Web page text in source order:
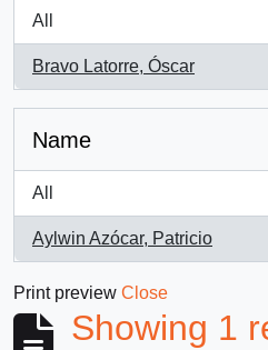
All
Bravo Latorre, Óscar
, 1 results
Name
All
Aylwin Azócar, Patricio
, 1 results
Print preview Close
Showing 1